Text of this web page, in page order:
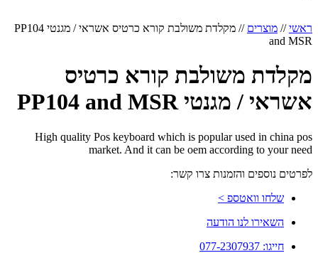
ראשי// מוצרים //
מקלדת משולבת קורא כרטיס אשראי / מגנטי PP104
and MSR
מקלדת משולבת קורא כרטיס
אשראי / מגנטי PP104 and MSR
High quality Pos keyboard which is popular used in china pos
market. And it can be oem according to your need
לפרטים נוספים והזמנות צרו קשר:
שלחו וואטספ >
השאירו לנו הודעה
חייגו: 077-2307937